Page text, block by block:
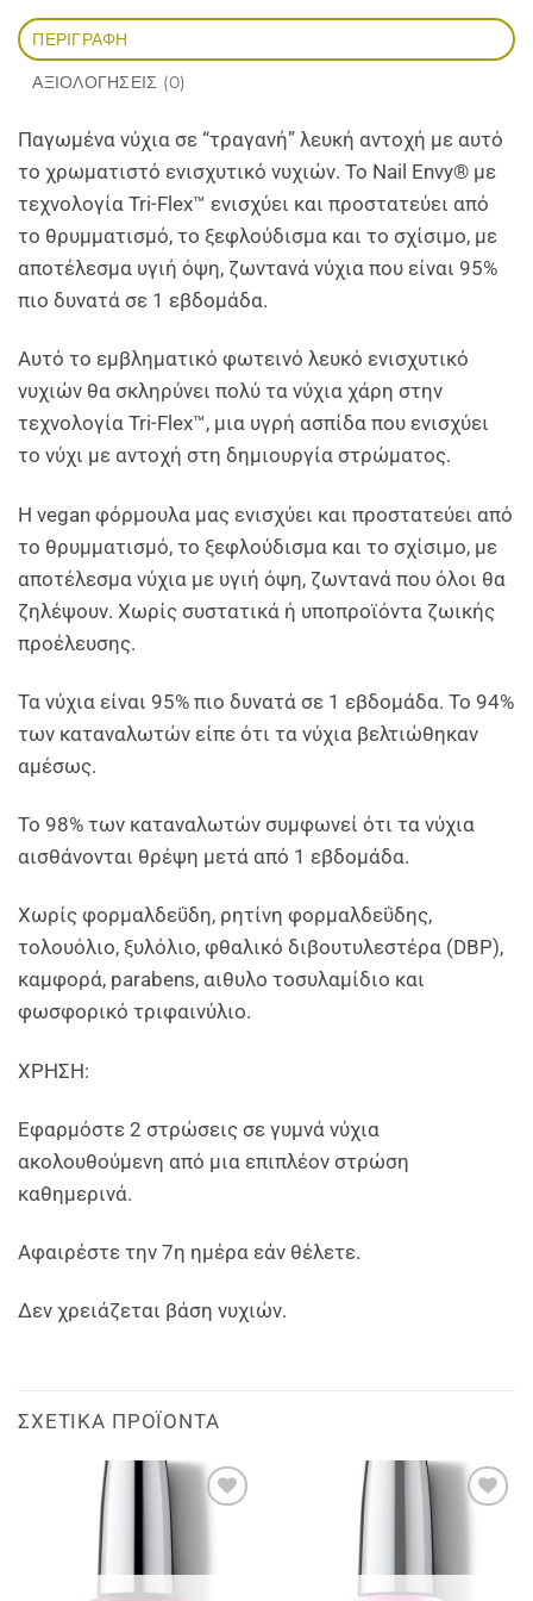
ΠΕΡΙΓΡΑΦΉ
ΑΞΙΟΛΟΓΉΣΕΙΣ (0)
Παγωμένα νύχια σε “τραγανή” λευκή αντοχή με αυτό
το χρωματιστό ενισχυτικό νυχιών. Το Nail Envy® με
τεχνολογία Tri-Flex™ ενισχύει και προστατεύει από
το θρυμματισμό, το ξεφλούδισμα και το σχίσιμο, με
αποτέλεσμα υγιή όψη, ζωντανά νύχια που είναι 95%
πιο δυνατά σε 1 εβδομάδα.
Αυτό το εμβληματικό φωτεινό λευκό ενισχυτικό
νυχιών θα σκληρύνει πολύ τα νύχια χάρη στην
τεχνολογία Tri-Flex™, μια υγρή ασπίδα που ενισχύει
το νύχι με αντοχή στη δημιουργία στρώματος.
Η vegan φόρμουλα μας ενισχύει και προστατεύει από
το θρυμματισμό, το ξεφλούδισμα και το σχίσιμο, με
αποτέλεσμα νύχια με υγιή όψη, ζωντανά που όλοι θα
ζηλέψουν. Χωρίς συστατικά ή υποπροϊόντα ζωικής
προέλευσης.
Τα νύχια είναι 95% πιο δυνατά σε 1 εβδομάδα. Το 94%
των καταναλωτών είπε ότι τα νύχια βελτιώθηκαν
αμέσως.
Το 98% των καταναλωτών συμφωνεί ότι τα νύχια
αισθάνονται θρέψη μετά από 1 εβδομάδα.
Χωρίς φορμαλδεΰδη, ρητίνη φορμαλδεΰδης,
τολουόλιο, ξυλόλιο, φθαλικό διβουτυλεστέρα (DBP),
καμφορά, parabens, αιθυλο τοσυλαμίδιο και
φωσφορικό τριφαινύλιο.
ΧΡΗΣΗ:
Εφαρμόστε 2 στρώσεις σε γυμνά νύχια
ακολουθούμενη από μια επιπλέον στρώση
καθημερινά.
Αφαιρέστε την 7η ημέρα εάν θέλετε.
Δεν χρειάζεται βάση νυχιών.
ΣΧΕΤΙΚΆ ΠΡΟΪΌΝΤΑ